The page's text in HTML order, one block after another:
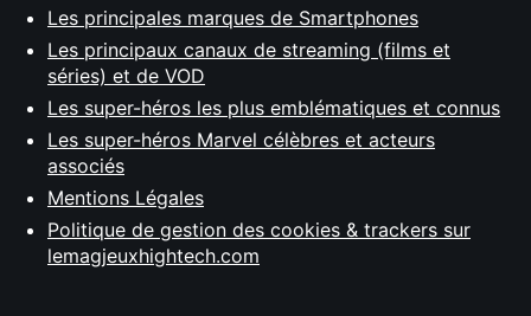
Les principales marques de Smartphones
Les principaux canaux de streaming (films et
séries) et de VOD
Les super-héros les plus emblématiques et connus
Les super-héros Marvel célèbres et acteurs
associés
Mentions Légales
Politique de gestion des cookies & trackers sur
lemagjeuxhightech.com